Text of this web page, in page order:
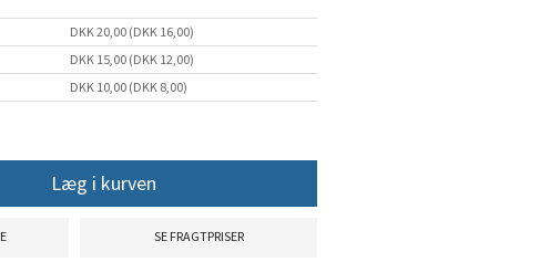
DKK 20,00 (DKK 16,00)
DKK 15,00 (DKK 12,00)
DKK 10,00 (DKK 8,00)
Læg i kurven
SE FRAGTPRISER